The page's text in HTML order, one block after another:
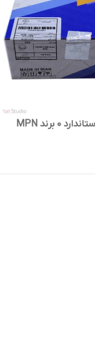
پیستون پراید استاندارد 0 برند MPN